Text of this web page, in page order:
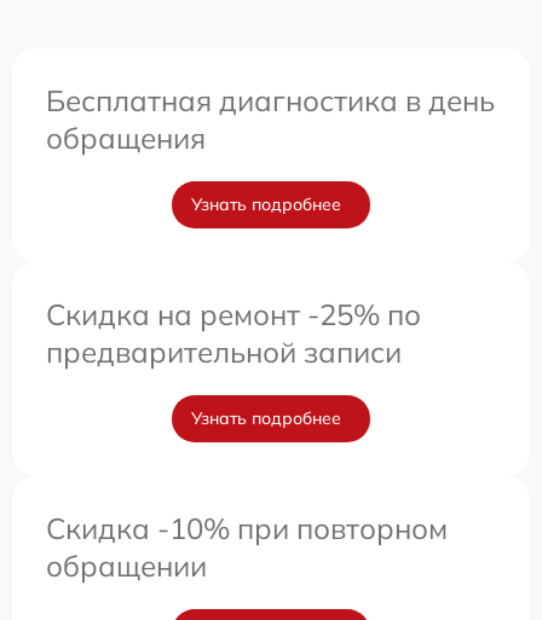
Бесплатная диагностика в день
обращения
Узнать подробнее
Скидка на ремонт -25% по
предварительной записи
Узнать подробнее
Скидка -10% при повторном
обращении